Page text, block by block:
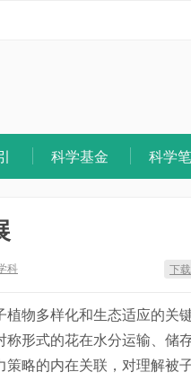
科学基金 科学
科 下
植物多样化和生态适应的关
形式的花在水分运输、储
略的内在关联，对理解被